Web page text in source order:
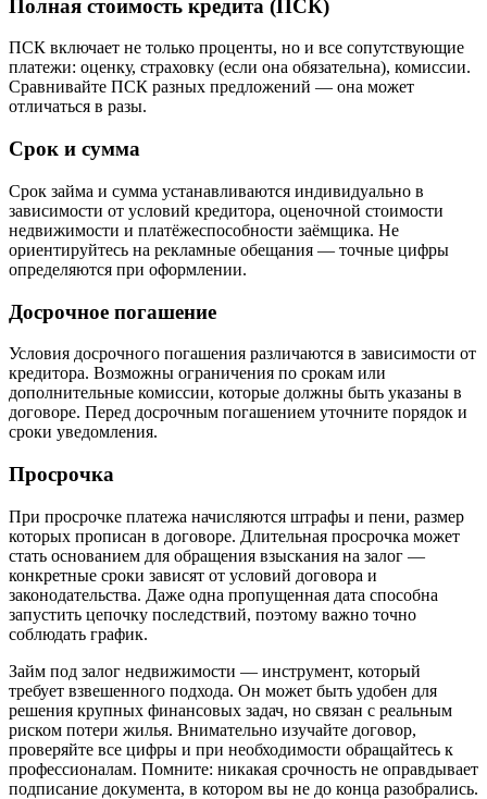
Полная стоимость кредита (ПСК)
ПСК включает не только проценты, но и все сопутствующие
платежи: оценку, страховку (если она обязательна), комиссии.
Сравнивайте ПСК разных предложений — она может
отличаться в разы.
Срок и сумма
Срок займа и сумма устанавливаются индивидуально в
зависимости от условий кредитора, оценочной стоимости
недвижимости и платёжеспособности заёмщика. Не
ориентируйтесь на рекламные обещания — точные цифры
определяются при оформлении.
Досрочное погашение
Условия досрочного погашения различаются в зависимости от
кредитора. Возможны ограничения по срокам или
дополнительные комиссии, которые должны быть указаны в
договоре. Перед досрочным погашением уточните порядок и
сроки уведомления.
Просрочка
При просрочке платежа начисляются штрафы и пени, размер
которых прописан в договоре. Длительная просрочка может
стать основанием для обращения взыскания на залог —
конкретные сроки зависят от условий договора и
законодательства. Даже одна пропущенная дата способна
запустить цепочку последствий, поэтому важно точно
соблюдать график.
Займ под залог недвижимости — инструмент, который
требует взвешенного подхода. Он может быть удобен для
решения крупных финансовых задач, но связан с реальным
риском потери жилья. Внимательно изучайте договор,
проверяйте все цифры и при необходимости обращайтесь к
профессионалам. Помните: никакая срочность не оправдывает
подписание документа, в котором вы не до конца разобрались.